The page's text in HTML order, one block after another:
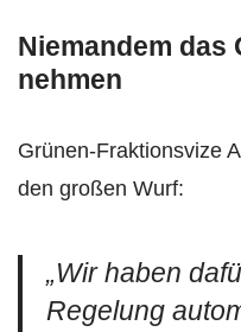
Niemandem das
nehmen
Grünen-Fraktionsvize
den großen Wurf:
„Wir haben
Regelung